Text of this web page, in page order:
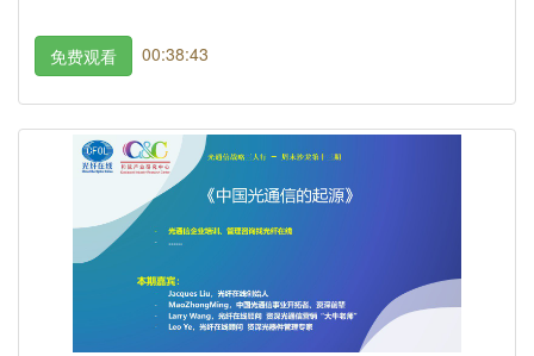
免费观看 00:38:43